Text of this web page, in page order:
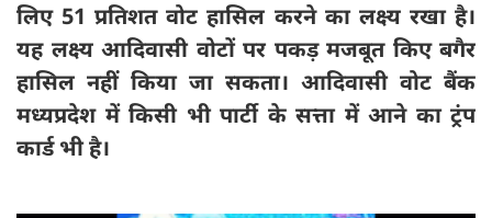
लिए 51 प्रतिशत वोट हासिल करने का लक्ष्य रखा है।
यह लक्ष्य आदिवासी वोटों पर पकड़ मजबूत किए बगैर
हासिल नहीं किया जा सकता। आदिवासी वोट बैंक
मध्यप्रदेश में किसी भी पार्टी के सत्ता में आने का ट्रंप
कार्ड भी है।